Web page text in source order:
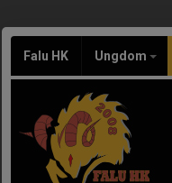
Falu HK Ungdom